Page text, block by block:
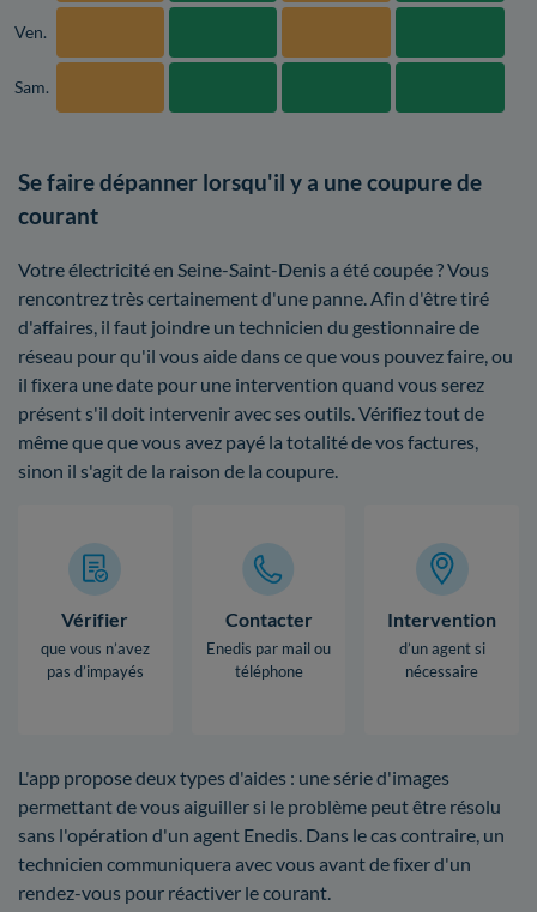
Ven.
Sam.
Se faire dépanner lorsqu'il y a une coupure de
courant
Votre électricité en Seine-Saint-Denis a été coupée ? Vous
rencontrez très certainement d'une panne. Afin d'être tiré
d'affaires, il faut joindre un technicien du gestionnaire de
réseau pour qu'il vous aide dans ce que vous pouvez faire, ou
il fixera une date pour une intervention quand vous serez
présent s'il doit intervenir avec ses outils. Vérifiez tout de
même que que vous avez payé la totalité de vos factures,
sinon il s'agit de la raison de la coupure.
Vérifier
que vous n’avez
pas d’impayés
Contacter
Enedis par mail ou
téléphone
Intervention
d’un agent si
nécessaire
L'app propose deux types d'aides : une série d'images
permettant de vous aiguiller si le problème peut être résolu
sans l'opération d'un agent Enedis. Dans le cas contraire, un
technicien communiquera avec vous avant de fixer d'un
rendez-vous pour réactiver le courant.